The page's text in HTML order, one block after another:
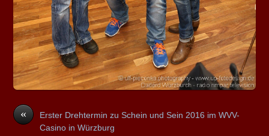
«
Erster Drehtermin zu Schein und Sein 2016 im WVV-
Casino in Würzburg